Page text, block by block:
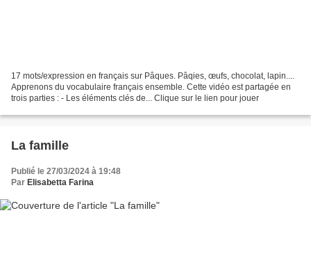
17 mots/expression en français sur Pâques. Pâqies, œufs, chocolat, lapin....
Apprenons du vocabulaire français ensemble. Cette vidéo est partagée en
trois parties : - Les éléments clés de... Clique sur le lien pour jouer
La famille
Publié le 27/03/2024 à 19:48
Par Elisabetta Farina